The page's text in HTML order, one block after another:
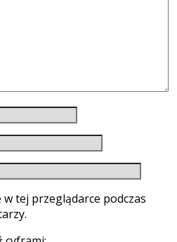
tej przeglądarce podczas